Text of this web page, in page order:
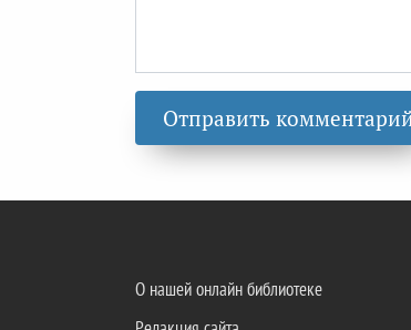
О нашей онлайн библиотеке